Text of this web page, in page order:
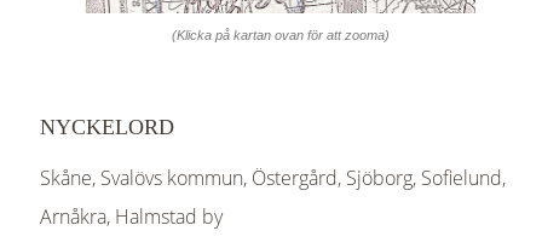
(Klicka på kartan ovan för att zooma)
NYCKELORD
Skåne, Svalövs kommun, Östergård, Sjöborg, Sofielund,
Arnåkra, Halmstad by